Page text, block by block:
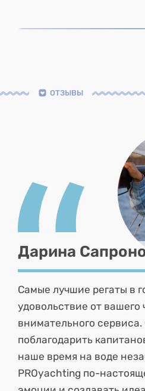
ОТЗЫВЫ
Дарина
Самые лучшие регаты в
удовольствие от вашего
внимательного сервиса.
поблагодарить
наше время на воде
PROyachting по-